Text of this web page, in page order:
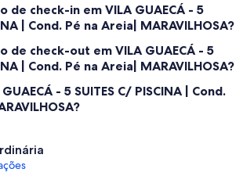
de check-in em VILA GUAECÁ - 5
| Cond. Pé na Areia| MARAVILHOSA?
de check-out em VILA GUAECÁ - 5
| Cond. Pé na Areia| MARAVILHOSA?
- 5 SUITES C/ PISCINA | Cond.